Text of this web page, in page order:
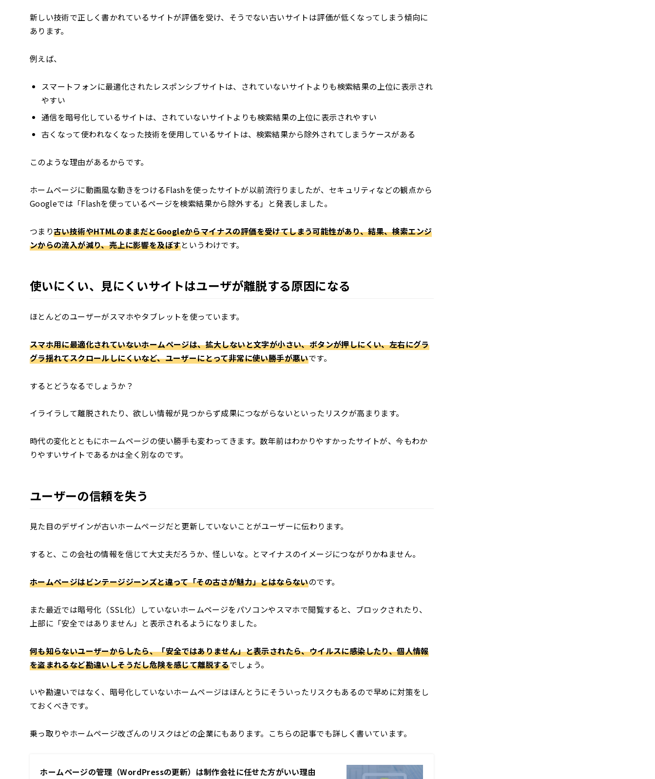
新しい技術で正しく書かれているサイトが評価を受け、そうでない古いサイトは評価が低くなってしまう傾向に
あります。
例えば、
スマートフォンに最適化されたレスポンシブサイトは、されていないサイトよりも検索結果の上位に表示され
やすい
通信を暗号化しているサイトは、されていないサイトよりも検索結果の上位に表示されやすい
古くなって使われなくなった技術を使用しているサイトは、検索結果から除外されてしまうケースがある
このような理由があるからです。
ホームページに動画風な動きをつけるFlashを使ったサイトが以前流行りましたが、セキュリティなどの観点から
Googleでは「Flashを使っているページを検索結果から除外する」と発表しました。
つまり古い技術やHTMLのままだとGoogleからマイナスの評価を受けてしまう可能性があり、結果、検索エンジ
ンからの流入が減り、売上に影響を及ぼすというわけです。
使いにくい、見にくいサイトはユーザが離脱する原因になる
ほとんどのユーザーがスマホやタブレットを使っています。
スマホ用に最適化されていないホームページは、拡大しないと文字が小さい、ボタンが押しにくい、左右にグラ
グラ揺れてスクロールしにくいなど、ユーザーにとって非常に使い勝手が悪いです。
するとどうなるでしょうか？
イライラして離脱されたり、欲しい情報が見つからず成果につながらないといったリスクが高まります。
時代の変化とともにホームページの使い勝手も変わってきます。数年前はわかりやすかったサイトが、今もわか
りやすいサイトであるかは全く別なのです。
ユーザーの信頼を失う
見た目のデザインが古いホームページだと更新していないことがユーザーに伝わります。
すると、この会社の情報を信じて大丈夫だろうか、怪しいな。とマイナスのイメージにつながりかねません。
ホームページはビンテージジーンズと違って「その古さが魅力」とはならないのです。
また最近では暗号化（SSL化）していないホームページをパソコンやスマホで閲覧すると、ブロックされたり、
上部に「安全ではありません」と表示されるようになりました。
何も知らないユーザーからしたら、「安全ではありません」と表示されたら、ウイルスに感染したり、個人情報
を盗まれるなど勘違いしそうだし危険を感じて離脱するでしょう。
いや勘違いではなく、暗号化していないホームページはほんとうにそういったリスクもあるので早めに対策をし
ておくべきです。
乗っ取りやホームページ改ざんのリスクはどの企業にもあります。こちらの記事でも詳しく書いています。
ホームページの管理（WordPressの更新）は制作会社に任せた方がいい理由